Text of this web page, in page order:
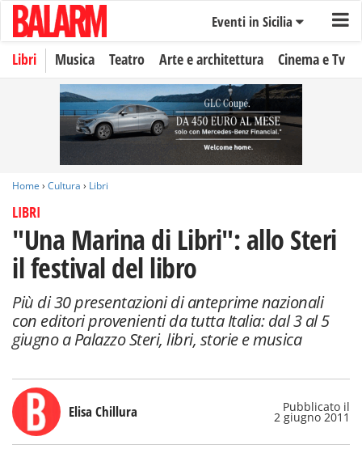
Eventi in Sicilia
Libri Musica Teatro Arte e architettura Cinema e Tv
Home › Cultura › Libri
LIBRI
"Una Marina di Libri": allo Steri
il festival del libro
Più di 30 presentazioni di anteprime nazionali
con editori provenienti da tutta Italia: dal 3 al 5
giugno a Palazzo Steri, libri, storie e musica
Elisa Chillura Pubblicato il
2 giugno 2011